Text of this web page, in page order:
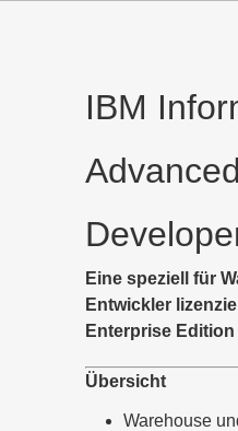
IBM
Advanced
Eine speziell für
Entwickler
Enterprise Edition
Übersicht
Warehouse